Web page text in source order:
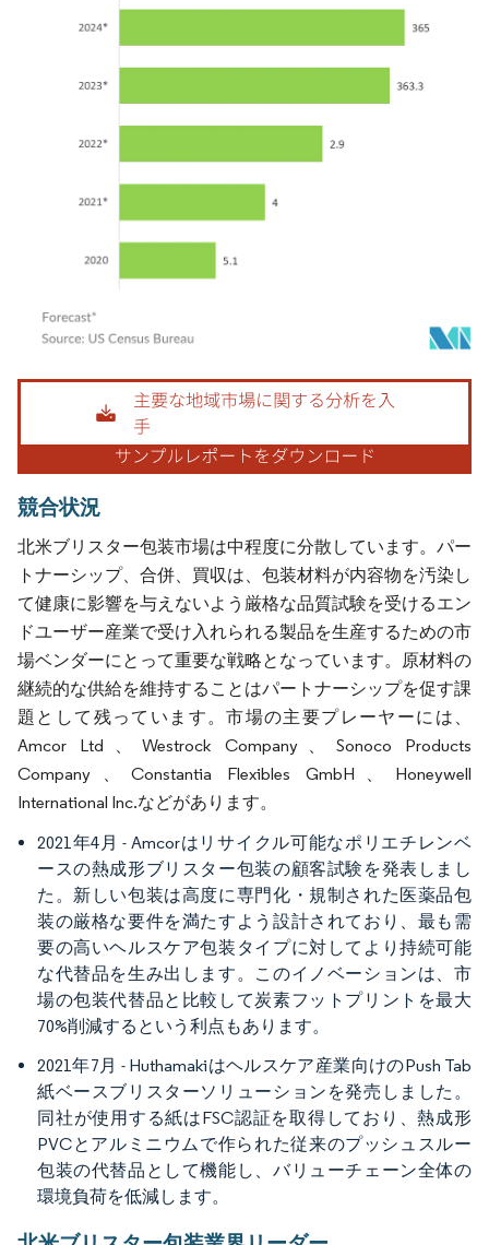
画像 © Mordor Intelligence。再利用にはCC BY 4.0の表示が必要です。
競合状況
北米ブリスター包装市場は中程度に分散しています。パー
トナーシップ、合併、買収は、包装材料が内容物を汚染し
て健康に影響を与えないよう厳格な品質試験を受けるエン
ドユーザー産業で受け入れられる製品を生産するための市
場ベンダーにとって重要な戦略となっています。原材料の
継続的な供給を維持することはパートナーシップを促す課
題として残っています。市場の主要プレーヤーには、
Amcor Ltd、Westrock Company、Sonoco Products
Company、Constantia Flexibles GmbH、Honeywell
International Inc.などがあります。
2021年4月 - Amcorはリサイクル可能なポリエチレンベ
ースの熱成形ブリスター包装の顧客試験を発表しまし
た。新しい包装は高度に専門化・規制された医薬品包
装の厳格な要件を満たすよう設計されており、最も需
要の高いヘルスケア包装タイプに対してより持続可能
な代替品を生み出します。このイノベーションは、市
場の包装代替品と比較して炭素フットプリントを最大
70%削減するという利点もあります。
2021年7月 - Huthamakiはヘルスケア産業向けのPush Tab
紙ベースブリスターソリューションを発売しました。
同社が使用する紙はFSC認証を取得しており、熱成形
PVCとアルミニウムで作られた従来のプッシュスルー
包装の代替品として機能し、バリューチェーン全体の
環境負荷を低減します。